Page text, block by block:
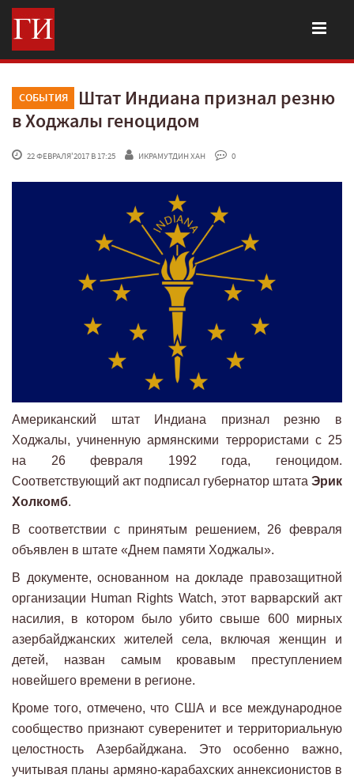
СОБЫТИЯ
Штат Индиана признал резню
в Ходжалы геноцидом
22 ФЕВРАЛЯ'2017 В 17:25 ИКРАМУТДИН ХАН 0
Американский штат Индиана признал резню в
Ходжалы, учиненную армянскими террористами с 25
на 26 февраля 1992 года, геноцидом.
Соответствующий акт подписал губернатор штата Эрик
Холкомб.
В соответствии с принятым решением, 26 февраля
объявлен в штате «Днем памяти Ходжалы».
В документе, основанном на докладе правозащитной
организации Human Rights Watch, этот варварский акт
насилия, в котором было убито свыше 600 мирных
азербайджанских жителей села, включая женщин и
детей, назван самым кровавым преступлением
новейшего времени в регионе.
Кроме того, отмечено, что США и все международное
сообщество признают суверенитет и территориальную
целостность Азербайджана. Это особенно важно,
учитывая планы армяно-карабахских аннексионистов в